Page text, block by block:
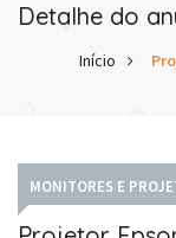
Detalhe do
Início
MONITORES E